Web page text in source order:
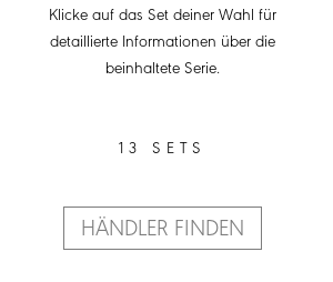
Klicke auf das Set deiner Wahl für
detaillierte Informationen über die
beinhaltete Serie.
13 SETS
HÄNDLER FINDEN